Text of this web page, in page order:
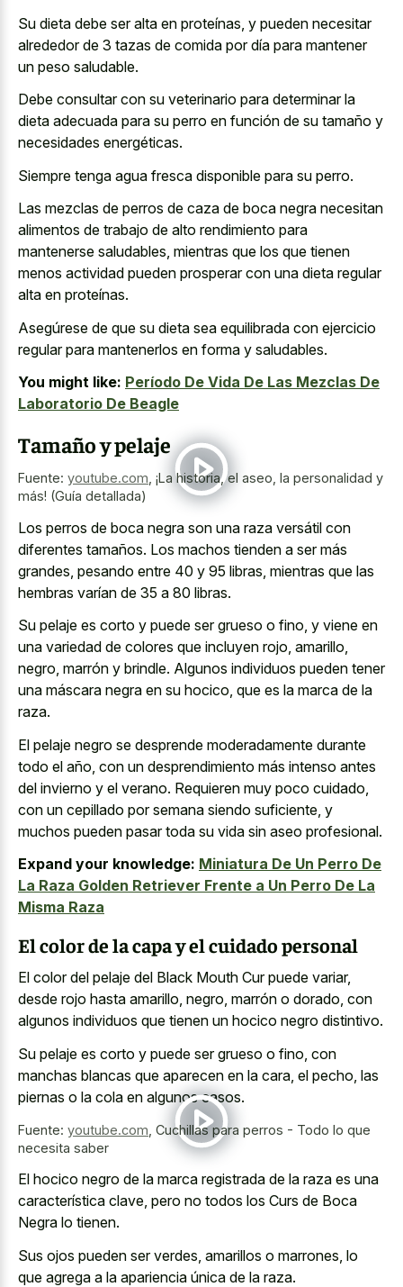
Su dieta debe ser alta en proteínas, y pueden necesitar
alrededor de 3 tazas de comida por día para mantener
un peso saludable.
Debe consultar con su veterinario para determinar la
dieta adecuada para su perro en función de su tamaño y
necesidades energéticas.
Siempre tenga agua fresca disponible para su perro.
Las mezclas de perros de caza de boca negra necesitan
alimentos de trabajo de alto rendimiento para
mantenerse saludables, mientras que los que tienen
menos actividad pueden prosperar con una dieta regular
alta en proteínas.
Asegúrese de que su dieta sea equilibrada con ejercicio
regular para mantenerlos en forma y saludables.
You might like: Período De Vida De Las Mezclas De
Laboratorio De Beagle
Tamaño y pelaje
Fuente: youtube.com ¡La historia, el aseo, la personalidad y
más! (Guía detallada)
Los perros de boca negra son una raza versátil con
diferentes tamaños. Los machos tienden a ser más
grandes, pesando entre 40 y 95 libras, mientras que las
hembras varían de 35 a 80 libras.
Su pelaje es corto y puede ser grueso o fino, y viene en
una variedad de colores que incluyen rojo, amarillo,
negro, marrón y brindle. Algunos individuos pueden tener
una máscara negra en su hocico, que es la marca de la
raza.
El pelaje negro se desprende moderadamente durante
todo el año, con un desprendimiento más intenso antes
del invierno y el verano. Requieren muy poco cuidado,
con un cepillado por semana siendo suficiente, y
muchos pueden pasar toda su vida sin aseo profesional.
Expand your knowledge: Miniatura De Un Perro De
La Raza Golden Retriever Frente a Un Perro De La
Misma Raza
El color de la capa y el cuidado personal
El color del pelaje del Black Mouth Cur puede variar,
desde rojo hasta amarillo, negro, marrón o dorado, con
algunos individuos que tienen un hocico negro distintivo.
Su pelaje es corto y puede ser grueso o fino, con
manchas blancas que aparecen en la cara, el pecho, las
piernas o la cola en algunos casos.
Fuente: youtube.com Cuchillas para perros - Todo lo que
necesita saber
El hocico negro de la marca registrada de la raza es una
característica clave, pero no todos los Curs de Boca
Negra lo tienen.
Sus ojos pueden ser verdes, amarillos o marrones, lo
que agrega a la apariencia única de la raza.